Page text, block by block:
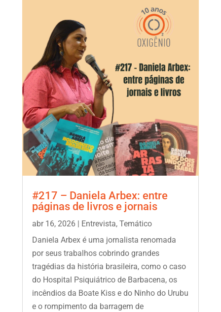
#217 – Daniela Arbex: entre
páginas de livros e jornais
abr 16, 2026| Entrevista, Temático
Daniela Arbex é uma jornalista renomada
por seus trabalhos cobrindo grandes
tragédias da história brasileira, como o caso
do Hospital Psiquiátrico de Barbacena, os
incêndios da Boate Kiss e do Ninho do Urubu
e o rompimento da barragem de